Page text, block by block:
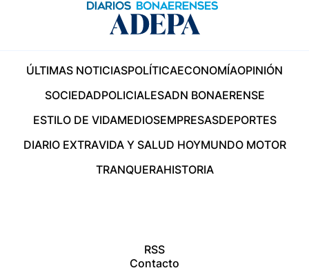
ÚLTIMAS NOTICIASPOLÍTICAECONOMÍAOPINIÓN
SOCIEDADPOLICIALESADN BONAERENSE
ESTILO DE VIDAMEDIOSEMPRESASDEPORTES
DIARIO EXTRAVIDA Y SALUD HOYMUNDO MOTOR
TRANQUERAHISTORIA
RSS
Contacto